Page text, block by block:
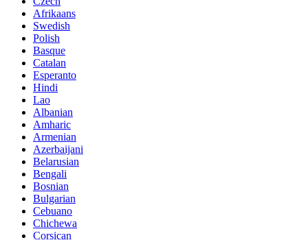
Afrikaans
Swedish
Polish
Basque
Catalan
Esperanto
Hindi
Lao
Albanian
Amharic
Armenian
Azerbaijani
Belarusian
Bengali
Bosnian
Bulgarian
Cebuano
Chichewa
Corsican